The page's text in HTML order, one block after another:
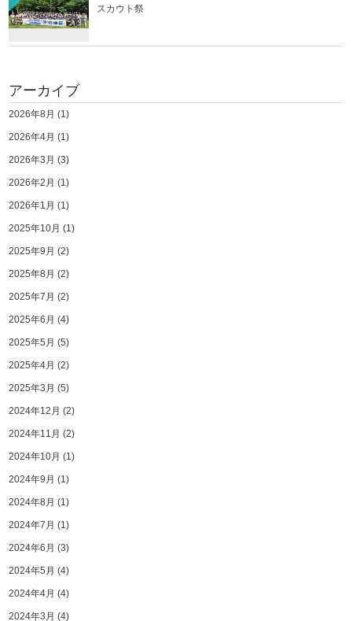
スカウト祭
アーカイブ
2026年8月 (1)
2026年4月 (1)
2026年3月 (3)
2026年2月 (1)
2026年1月 (1)
2025年10月 (1)
2025年9月 (2)
2025年8月 (2)
2025年7月 (2)
2025年6月 (4)
2025年5月 (5)
2025年4月 (2)
2025年3月 (5)
2024年12月 (2)
2024年11月 (2)
2024年10月 (1)
2024年9月 (1)
2024年8月 (1)
2024年7月 (1)
2024年6月 (3)
2024年5月 (4)
2024年4月 (4)
2024年3月 (4)